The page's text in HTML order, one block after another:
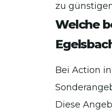
zu
Welche
Bei Action
Diese